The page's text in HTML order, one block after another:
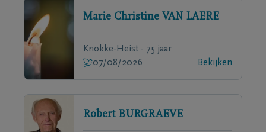
Marie Christine VAN LAERE
Knokke-Heist - 75 jaar
07/08/2026
Bekijken
Robert BURGRAEVE